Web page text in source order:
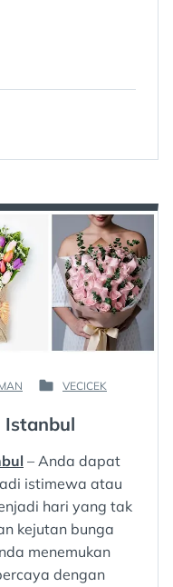
POSTED
VECICEK
Istanbul
– Anda dapat
istimewa atau
hari yang tak
kejutan bunga
menemukan
dengan